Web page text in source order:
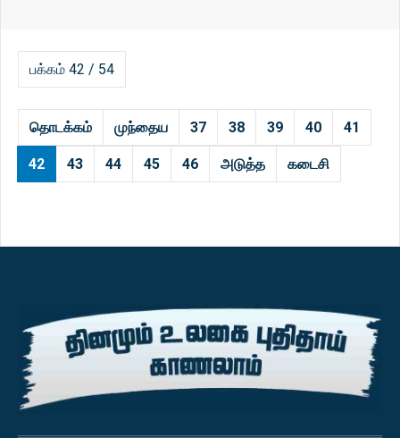
பக்கம் 42 / 54
தொடக்கம் முந்தைய 37 38 39 40 41
42 43 44 45 46 அடுத்த கடைசி